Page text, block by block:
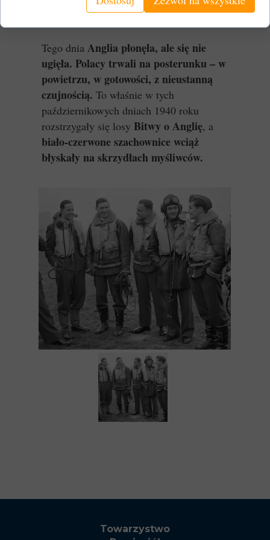
bombardowania.
Tego dnia Anglia płonęła, ale się nie
ugięła. Polacy trwali na posterunku – w
powietrzu, w gotowości, z nieustanną
czujnością. To właśnie w tych
październikowych dniach 1940 roku
rozstrzygały się losy Bitwy o Anglię, a
biało-czerwone szachownice wciąż
błyskały na skrzydłach myśliwców.
Towarzystwo